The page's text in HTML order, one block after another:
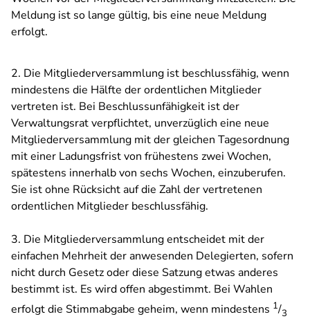
Meldung ist so lange gültig, bis eine neue Meldung
erfolgt.
2. Die Mitgliederversammlung ist beschlussfähig, wenn
mindestens die Hälfte der ordentlichen Mitglieder
vertreten ist. Bei Beschlussunfähigkeit ist der
Verwaltungsrat verpflichtet, unverzüglich eine neue
Mitgliederversammlung mit der gleichen Tagesordnung
mit einer Ladungsfrist von frühestens zwei Wochen,
spätestens innerhalb von sechs Wochen, einzuberufen.
Sie ist ohne Rücksicht auf die Zahl der vertretenen
ordentlichen Mitglieder beschlussfähig.
3. Die Mitgliederversammlung entscheidet mit der
einfachen Mehrheit der anwesenden Delegierten, sofern
nicht durch Gesetz oder diese Satzung etwas anderes
bestimmt ist. Es wird offen abgestimmt. Bei Wahlen
erfolgt die Stimmabgabe geheim, wenn mindestens 1/3